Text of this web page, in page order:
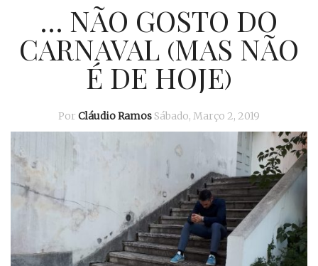
… NÃO GOSTO DO
CARNAVAL (MAS NÃO
É DE HOJE)
Por Cláudio Ramos Sábado, Março 2, 2019